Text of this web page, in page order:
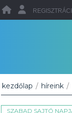
kezdőlap / híreink /
SZABAD SAJTÓ